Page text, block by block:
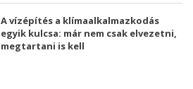
A vízépítés a klímaalkalmazkodás
egyik kulcsa: már nem csak elvezetni,
megtartani is kell